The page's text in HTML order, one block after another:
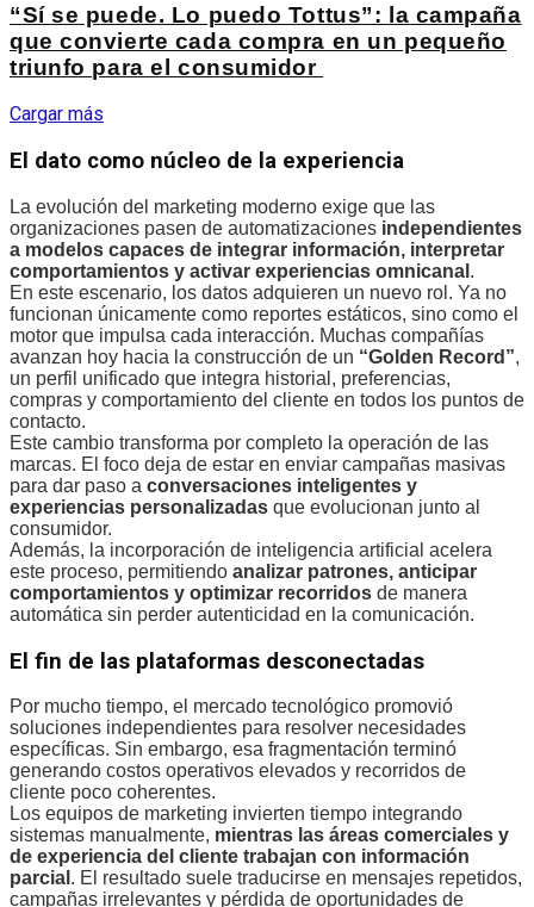
“Sí se puede. Lo puedo Tottus”: la campaña
que convierte cada compra en un pequeño
triunfo para el consumidor
Cargar más
El dato como núcleo de la experiencia
La evolución del marketing moderno exige que las
organizaciones pasen de automatizaciones independientes
a modelos capaces de integrar información, interpretar
comportamientos y activar experiencias omnicanal .
En este escenario, los datos adquieren un nuevo rol. Ya no
funcionan únicamente como reportes estáticos, sino como el
motor que impulsa cada interacción. Muchas compañías
avanzan hoy hacia la construcción de un “Golden Record”,
un perfil unificado que integra historial, preferencias,
compras y comportamiento del cliente en todos los puntos de
contacto.
Este cambio transforma por completo la operación de las
marcas. El foco deja de estar en enviar campañas masivas
para dar paso a conversaciones inteligentes y
experiencias personalizadas que evolucionan junto al
consumidor.
Además, la incorporación de inteligencia artificial acelera
este proceso, permitiendo analizar patrones, anticipar
comportamientos y optimizar recorridos de manera
automática sin perder autenticidad en la comunicación.
El fin de las plataformas desconectadas
Por mucho tiempo, el mercado tecnológico promovió
soluciones independientes para resolver necesidades
específicas. Sin embargo, esa fragmentación terminó
generando costos operativos elevados y recorridos de
cliente poco coherentes.
Los equipos de marketing invierten tiempo integrando
sistemas manualmente, mientras las áreas comerciales y
de experiencia del cliente trabajan con información
parcial . El resultado suele traducirse en mensajes repetidos,
campañas irrelevantes y pérdida de oportunidades de